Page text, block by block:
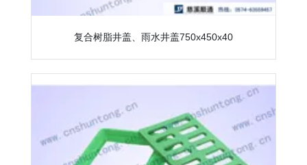
复合树脂井盖、雨水井盖750x450x40